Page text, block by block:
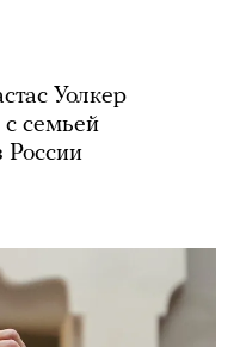
Уолкер
с семьей
России